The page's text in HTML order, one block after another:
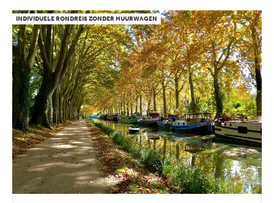
INDIVIDUELE RONDREIS ZONDER HUURWAGEN